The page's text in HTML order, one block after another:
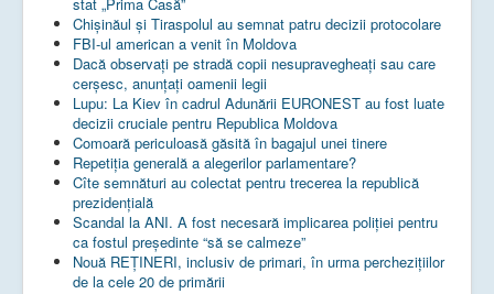
Chișinăul și Tiraspolul au semnat patru decizii protocolare
FBI-ul american a venit în Moldova
Dacă observați pe stradă copii nesupravegheați sau care
cerșesc, anunțați oamenii legii
Lupu: La Kiev în cadrul Adunării EURONEST au fost luate
decizii cruciale pentru Republica Moldova
Comoară periculoasă găsită în bagajul unei tinere
Repetiția generală a alegerilor parlamentare?
Cîte semnături au colectat pentru trecerea la republică
prezidențială
Scandal la ANI. A fost necesară implicarea poliției pentru
ca fostul președinte “să se calmeze”
Nouă REȚINERI, inclusiv de primari, în urma perchezițiilor
de la cele 20 de primării